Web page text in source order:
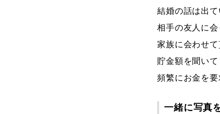
結婚の話は出
相手の友人に
家族に会わせ
貯金額を聞い
頻繁にお金を
一緒に写真